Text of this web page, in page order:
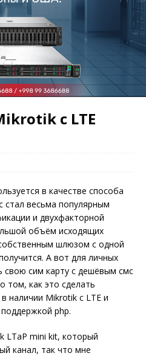
c LTE
в качестве способа
стал весьма популярным
и двухфакторной
объём исходящих
шлюзом с одной
А вот для личных
свою сим карту с дешёвым смс
том, как это сделать
наличии Mikrotik с LTE и
php.
LTaP mini kit, который
канал, так что мне